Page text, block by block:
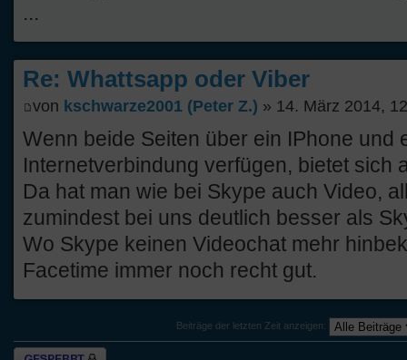
...
Re: Whattsapp oder Viber
von kschwarze2001 (Peter Z.) » 14. März 2014,
Wenn beide Seiten über ein IPhone und
Internetverbindung verfügen, bietet sich
Da hat man wie bei Skype auch Video,
zumindest bei uns deutlich besser als
Wo Skype keinen Videochat mehr
Facetime immer noch recht gut.
Beiträge der letzten Zeit anzeigen:
Thema gesperrt